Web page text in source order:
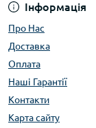
Інформація
Про Нас
Доставка
Оплата
Наші Гарантії
Контакти
Карта сайту